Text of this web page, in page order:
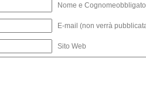
Nome e
E-mail (non verrà
Sito Web